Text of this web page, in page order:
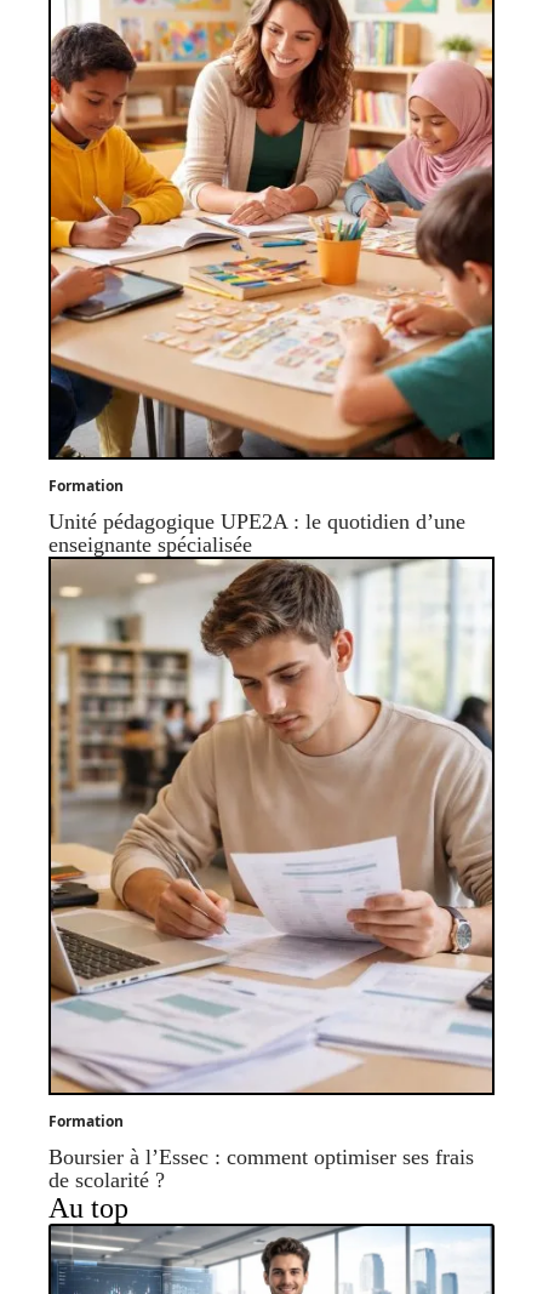
Formation
Unité pédagogique UPE2A : le quotidien d’une
enseignante spécialisée
Formation
Boursier à l’Essec : comment optimiser ses frais
de scolarité ?
Au top